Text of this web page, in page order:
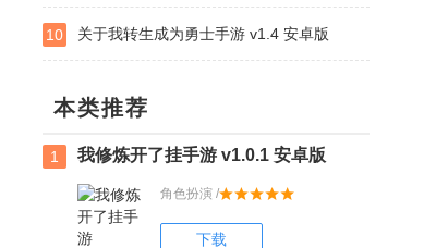
10 关于我转生成为勇士手游 v1.4 安卓版
本类推荐
1 我修炼开了挂手游 v1.0.1 安卓版
角色扮演 /
下载